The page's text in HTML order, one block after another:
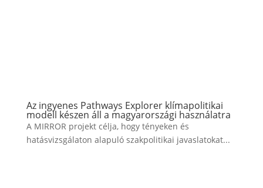
Az ingyenes Pathways Explorer klímapolitikai
modell készen áll a magyarországi használatra
A MIRROR projekt célja, hogy tényeken és